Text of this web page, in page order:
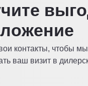
контакты, чтобы
ваш визит в